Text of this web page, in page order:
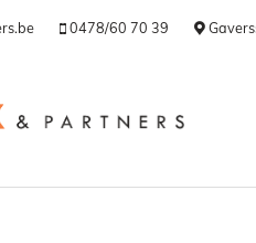
0478/60 70 39